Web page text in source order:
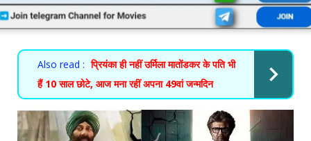
Also read : प्रियंका ही नहीं उर्मिला मातोंडकर के पति भी
हैं 10 साल छोटे, आज मना रहीं अपना 49वां जन्मदिन